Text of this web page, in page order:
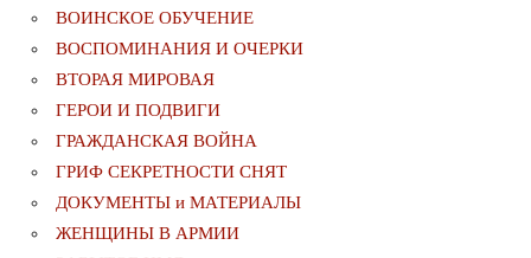
ВОИНСКОЕ ОБУЧЕНИЕ
ВОСПОМИНАНИЯ И ОЧЕРКИ
ВТОРАЯ МИРОВАЯ
ГЕРОИ И ПОДВИГИ
ГРАЖДАНСКАЯ ВОЙНА
ГРИФ СЕКРЕТНОСТИ СНЯТ
ДОКУМЕНТЫ и МАТЕРИАЛЫ
ЖЕНЩИНЫ В АРМИИ